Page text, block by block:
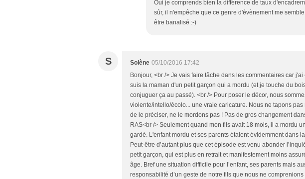
Oui je comprends bien la différence de taux
sûr, il n'empêche que ce genre d'évènement me
être banalisé :-)
S Solène 05/10/2016 17:42
Bonjour, <br /> Je vais faire tâche dans les commentaires car
suis la maman d'un petit garçon qui a mordu (et je touche du
conjuguer ça au passé). <br /> Pour poser le décor, nous
violente/intello/écolo... une vraie caricature. Nous ne tapons
de le préciser, ne le mordons pas ! Pas de gros changement
RAS<br /> Seulement quand mon fils avait 18 mois, il a mordu
gardé. L'enfant mordu et ses parents étaient évidemment dans
Peut-être d’autant plus que cet épisode est venu abonder
petit garçon, qui est plus en retrait et manifestement moins
âge. Bref une situation difficile pour l’enfant, ses parents mais
responsabilité d’un geste de notre fils que nous ne